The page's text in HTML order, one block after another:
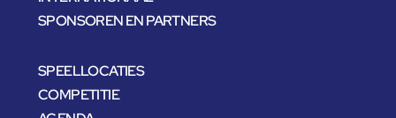
SPONSOREN EN PARTNERS
SPEELLOCATIES
COMPETITIE